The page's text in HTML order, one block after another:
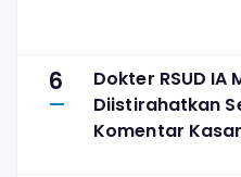
6
Dokter RSUD
Diistirahatkan
Komentar